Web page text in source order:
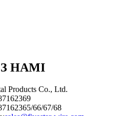
НАМІ
Products Co., Ltd.
66/67/68